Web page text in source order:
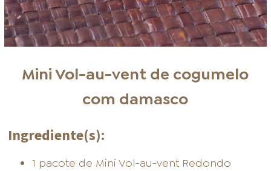
Mini Vol-au-vent de cogumelo
com damasco
Ingrediente(s):
1 pacote de Mini Vol-au-vent Redondo